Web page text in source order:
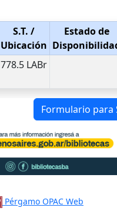
S.T. /
Ubicación
Estado de
778.5 LABr
Formulario para
Pérgamo OPAC Web